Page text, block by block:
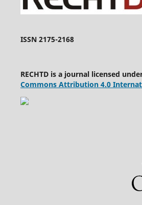
ISSN 2175-2168
RECHTD is a journal licensed
Commons Attribution 4.0